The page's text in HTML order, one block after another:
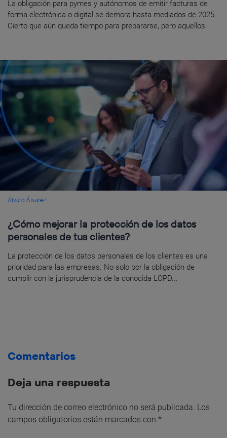
La obligación para pymes y autónomos de emitir facturas de
forma electrónica o digital se demora hasta mediados de 2025.
Cierto que aún queda tiempo para prepararse, pero aquellos...
Álvaro Álvarez
¿Cómo mejorar la protección de los datos
personales de tus clientes?
La protección de los datos personales de los clientes es una
prioridad para las empresas. No solo por la obligación de
cumplir con la jurisprudencia de la conocida LOPD...
Comentarios
Deja una respuesta
Tu dirección de correo electrónico no será publicada. Los
campos obligatorios están marcados con *